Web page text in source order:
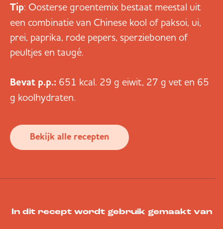
Tip: Oosterse groentemix bestaat meestal uit
een combinatie van Chinese kool of paksoi, ui,
prei, paprika, rode pepers, sperziebonen of
peultjes en taugé.
Bevat p.p.: 651 kcal. 29 g eiwit, 27 g vet en 65
g koolhydraten.
Bekijk alle recepten
In dit recept wordt gebruik gemaakt van